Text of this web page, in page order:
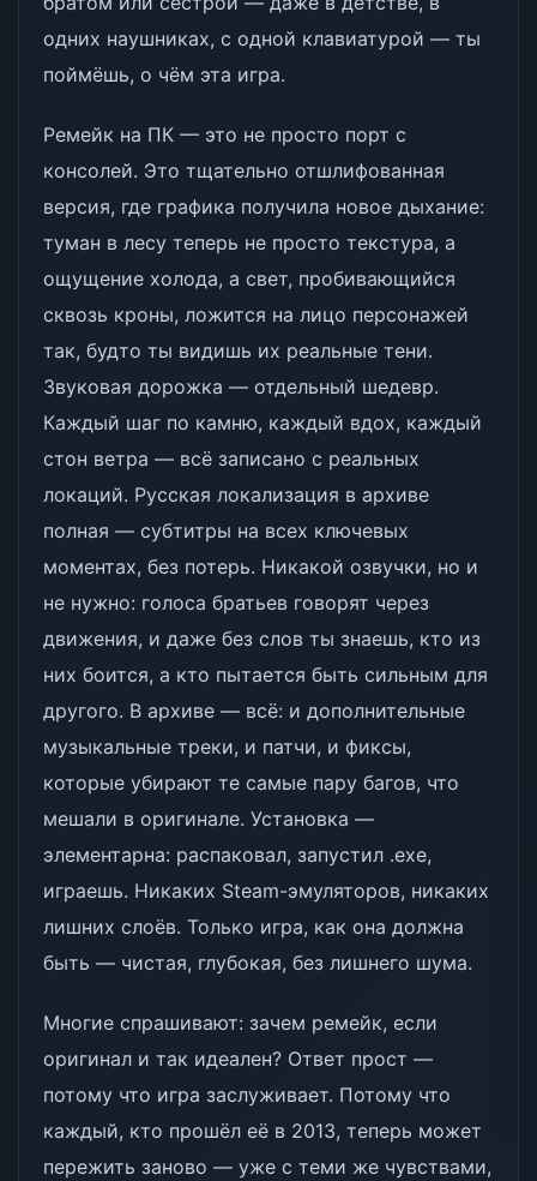
одних наушниках, с одной клавиатурой — ты
поймёшь, о чём эта игра.
Ремейк на ПК — это не просто порт с
консолей. Это тщательно отшлифованная
версия, где графика получила новое дыхание:
туман в лесу теперь не просто текстура, а
ощущение холода, а свет, пробивающийся
сквозь кроны, ложится на лицо персонажей
так, будто ты видишь их реальные тени.
Звуковая дорожка — отдельный шедевр.
Каждый шаг по камню, каждый вдох, каждый
стон ветра — всё записано с реальных
локаций. Русская локализация в архиве
полная — субтитры на всех ключевых
моментах, без потерь. Никакой озвучки, но и
не нужно: голоса братьев говорят через
движения, и даже без слов ты знаешь, кто из
них боится, а кто пытается быть сильным для
другого. В архиве — всё: и дополнительные
музыкальные треки, и патчи, и фиксы,
которые убирают те самые пару багов, что
мешали в оригинале. Установка —
элементарна: распаковал, запустил .exe,
играешь. Никаких Steam-эмуляторов, никаких
лишних слоёв. Только игра, как она должна
быть — чистая, глубокая, без лишнего шума.
Многие спрашивают: зачем ремейк, если
оригинал и так идеален? Ответ прост —
потому что игра заслуживает. Потому что
каждый, кто прошёл её в 2013, теперь может
пережить заново — уже с теми же чувствами,